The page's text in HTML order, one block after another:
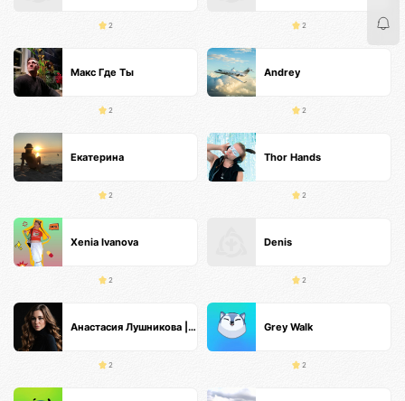
2 2
Макс Где Ты
2
Andrey
2
Екатерина
2
Thor Hands
2
Xenia Ivanova
2
Denis
2
Анастасия Лушникова | Основатель TS
2
Grey Walk
2